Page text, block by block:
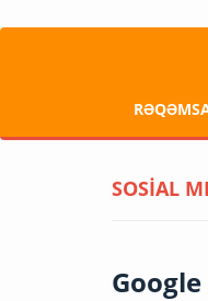
SOSİAL